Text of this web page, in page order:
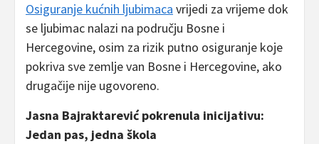
Osiguranje kućnih ljubimaca vrijedi za vrijeme dok
se ljubimac nalazi na području Bosne i
Hercegovine, osim za rizik putno osiguranje koje
pokriva sve zemlje van Bosne i Hercegovine, ako
drugačije nije ugovoreno.
Jasna Bajraktarević pokrenula inicijativu:
Jedan pas, jedna škola